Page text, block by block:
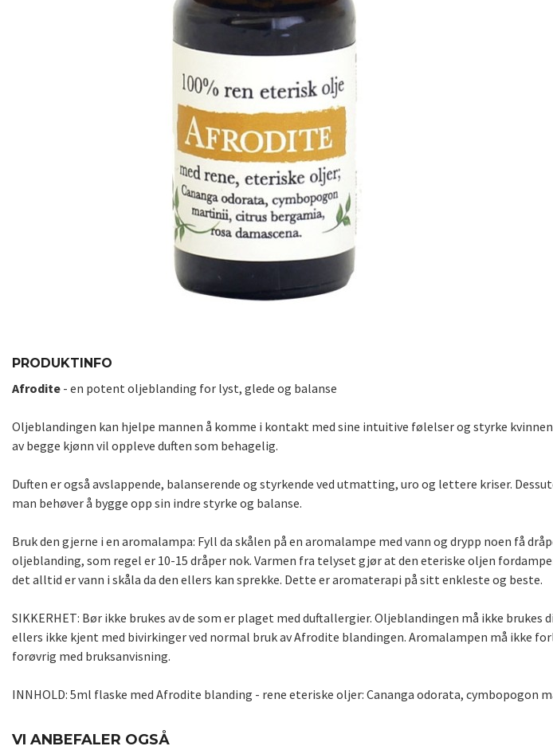
PRODUKTINFO
Afrodite - en potent oljeblanding for lyst, glede og balanse
Oljeblandingen kan hjelpe mannen å komme i kontakt med sine intuitive følelser og styrke
av begge kjønn vil oppleve duften som behagelig.
Duften er også avslappende, balanserende og styrkende ved utmatting, uro og lettere kriser.
man behøver å bygge opp sin indre styrke og balanse.
Bruk den gjerne i en aromalampa: Fyll da skålen på en aromalampe med vann og drypp noen få
oljeblanding, som regel er 10-15 dråper nok. Varmen fra telyset gjør at den eteriske oljen
det alltid er vann i skåla da den ellers kan sprekke. Dette er aromaterapi på sitt enkleste og beste.
SIKKERHET: Bør ikke brukes av de som er plaget med duftallergier. Oljeblandingen må ikke
ellers ikke kjent med bivirkinger ved normal bruk av Afrodite blandingen. Aromalampen må ikke
forøvrig med bruksanvisning.
INNHOLD: 5ml flaske med Afrodite blanding - rene eteriske oljer: Cananga odorata, cymbopogon
VI ANBEFALER OGSÅ